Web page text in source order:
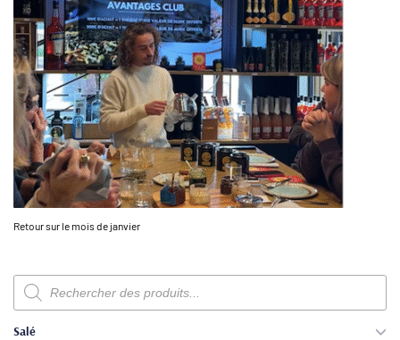
Retour sur le mois de janvier
Recherche
de
produits
Salé